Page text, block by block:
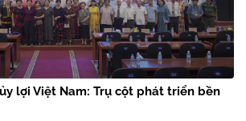
lợi Việt Nam: Trụ cột phát triển bền